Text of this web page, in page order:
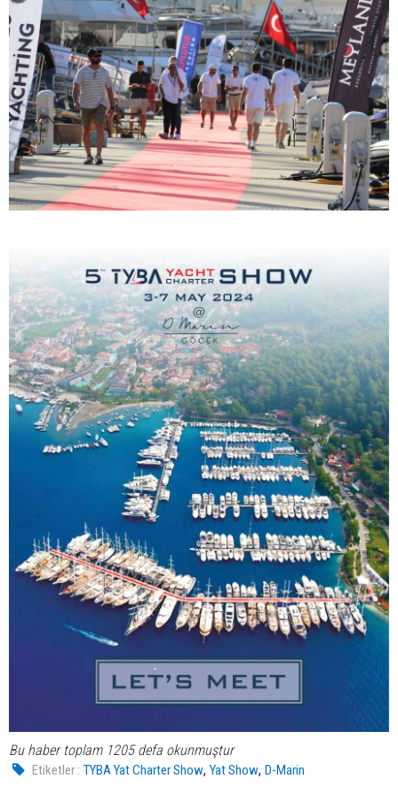
Bu haber toplam 1205 defa okunmuştur
Etiketler : TYBA Yat Charter Show,Yat Show,D-Marin